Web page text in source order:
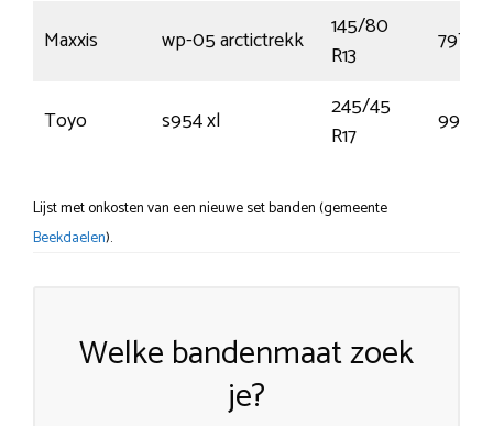
Maxxis wp-05 arctictrekk
145/80
R13
79T
Toyo s954 xl
245/45
R17
99V
Lijst met onkosten van een nieuwe set banden (gemeente
Beekdaelen).
Welke bandenmaat zoek
je?